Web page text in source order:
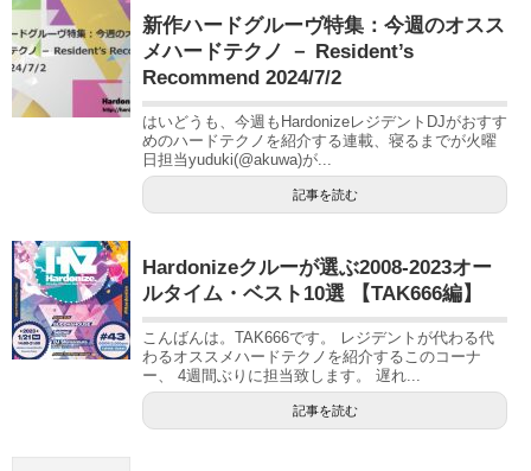
新作ハードグルーヴ特集：今週のオスス
メハードテクノ － Resident’s
Recommend 2024/7/2
はいどうも、今週もHardonizeレジデントDJがおすす
めのハードテクノを紹介する連載、寝るまでが火曜
日担当yuduki(@akuwa)が...
記事を読む
Hardonizeクルーが選ぶ2008-2023オー
ルタイム・ベスト10選 【TAK666編】
こんばんは。TAK666です。 レジデントが代わる代
わるオススメハードテクノを紹介するこのコーナ
ー、 4週間ぶりに担当致します。 遅れ...
記事を読む